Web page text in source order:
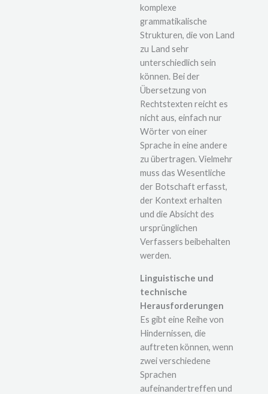
komplexe
grammatikalische
Strukturen, die von Land
zu Land sehr
unterschiedlich sein
können. Bei der
Übersetzung von
Rechtstexten reicht es
nicht aus, einfach nur
Wörter von einer
Sprache in eine andere
zu übertragen. Vielmehr
muss das Wesentliche
der Botschaft erfasst,
der Kontext erhalten
und die Absicht des
ursprünglichen
Verfassers beibehalten
werden.
Linguistische und
technische
Herausforderungen
Es gibt eine Reihe von
Hindernissen, die
auftreten können, wenn
zwei verschiedene
Sprachen
aufeinandertreffen und